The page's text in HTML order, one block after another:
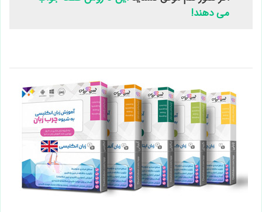
می دهند!